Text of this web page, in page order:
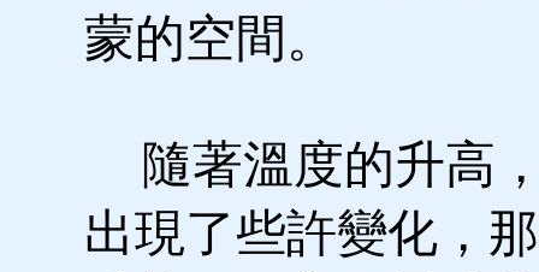
蒙的空間。
隨著溫度的升高
出現了些許變化，